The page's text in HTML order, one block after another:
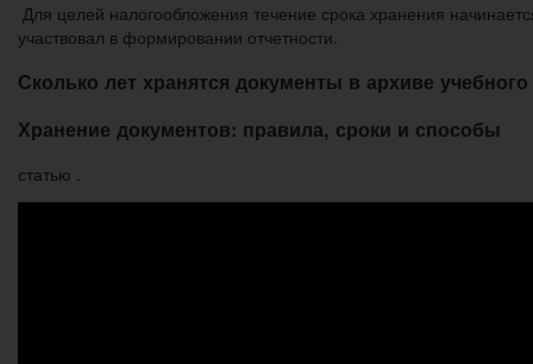
Для целей налогообложения течение срока хранения
участвовал в формировании отчетности.
Сколько лет хранятся документы в архиве
Хранение документов: правила, сроки и способы
статью .